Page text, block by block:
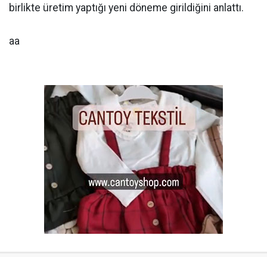
birlikte üretim yaptığı yeni döneme girildiğini anlattı.
aa